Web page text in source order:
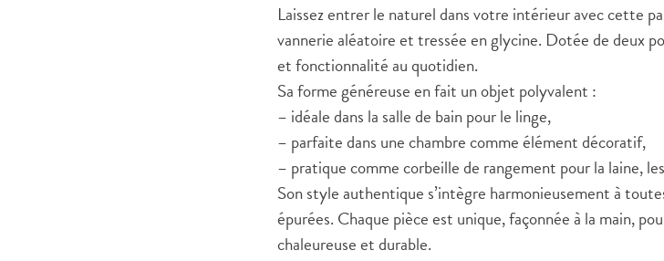
Laissez entrer le naturel dans votre intérieur avec cette
vannerie aléatoire et tressée en glycine. Dotée de deux
et fonctionnalité au quotidien.
Sa forme généreuse en fait un objet polyvalent :
– idéale dans la salle de bain pour le linge,
– parfaite dans une chambre comme élément décoratif,
– pratique comme corbeille de rangement pour la laine,
Son style authentique s’intègre harmonieusement à
épurées. Chaque pièce est unique, façonnée à la main,
chaleureuse et durable.